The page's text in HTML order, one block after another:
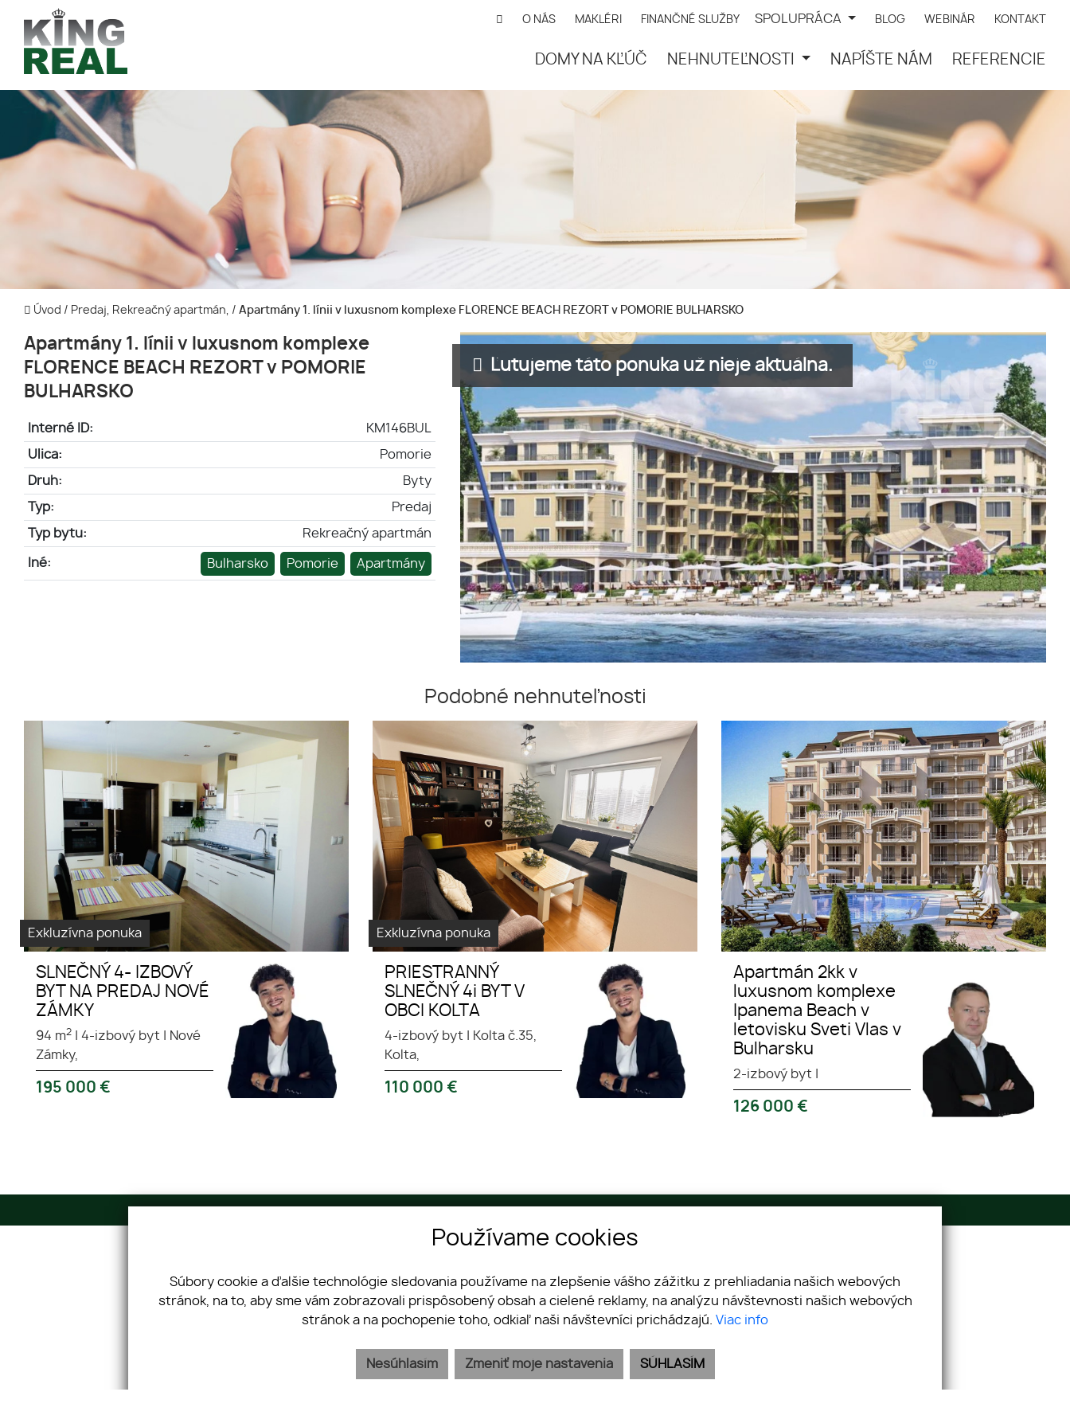
O NÁS MAKLÉRI FINANČNÉ SLUŽBY SPOLUPRÁCA BLOG WEBINÁR KONTAKT
DOMY NA KĽÚČ NEHNUTEĽNOSTI NAPÍŠTE NÁM REFERENCIE
Úvod / Predaj, Rekreačný apartmán, / Apartmány 1. línii v luxusnom komplexe FLORENCE BEACH REZORT v POMORIE BULHARSKO
Apartmány 1. línii v luxusnom komplexe
FLORENCE BEACH REZORT v POMORIE
BULHARSKO
Interné ID: KM146BUL
Ulica: Pomorie
Druh: Byty
Typ: Predaj
Typ bytu: Rekreačný apartmán
Iné: Bulharsko Pomorie Apartmány
Ľutujeme táto ponuka už nieje aktuálna.
Podobné nehnuteľnosti
Exkluzívna ponuka
SLNEČNÝ 4- IZBOVÝ
BYT NA PREDAJ NOVÉ
ZÁMKY
94 m2 4-izbový byt
Nové
Zámky,
195 000 €
veľkometrážny
byt
slnečný
Exkluzívna ponuka
PRIESTRANNÝ
SLNEČNÝ 4i BYT V
OBCI KOLTA
4-izbový byt
Kolta č.35,
Kolta,
110 000 €
Apartmán 2kk v luxusnom
komplexe Ipanema Beach v
letovisku Sveti Vlas v Bulharsku
Sveti Vlas
Bulharsko
Apartmány
Apartmán 2kk v
luxusnom komplexe
Ipanema Beach v
letovisku Sveti Vlas v
Bulharsku
2-izbový byt
126 000 €
Telefón
Makléri
Kontakt
Nehnuteľnosti
Ochrana OÚ
Pravidlá súťaže
Používame cookies
Súbory cookie a ďalšie technológie sledovania používame na zlepšenie vášho zážitku z prehliadania našich webových
stránok, na to, aby sme vám zobrazovali prispôsobený obsah a cielené reklamy, na analýzu návštevnosti našich webových
stránok a na pochopenie toho, odkiaľ naši návštevníci prichádzajú. Viac info
SÚHLASÍM
Nesúhlasím Zmeniť moje nastavenia